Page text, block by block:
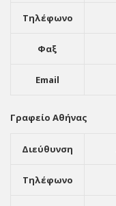
Τηλέφωνο
Φαξ
Email
Γραφείο Αθήνας
Διεύθυνση
Τηλέφωνο